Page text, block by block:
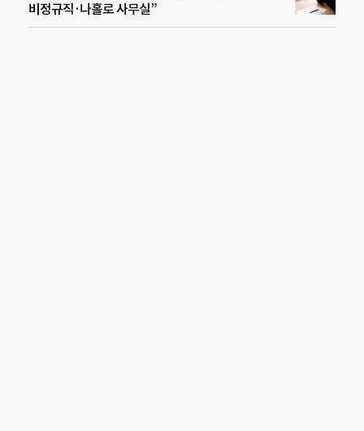
비정규직·나홀로 사무실”